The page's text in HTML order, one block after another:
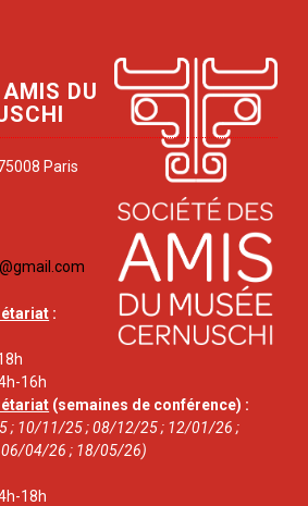
DU
Paris
:
16h
(semaines de conférence) :
; 10/11/25 ; 08/12/25 ; 12/01/26 ;
04/26 ; 18/05/26)
18h